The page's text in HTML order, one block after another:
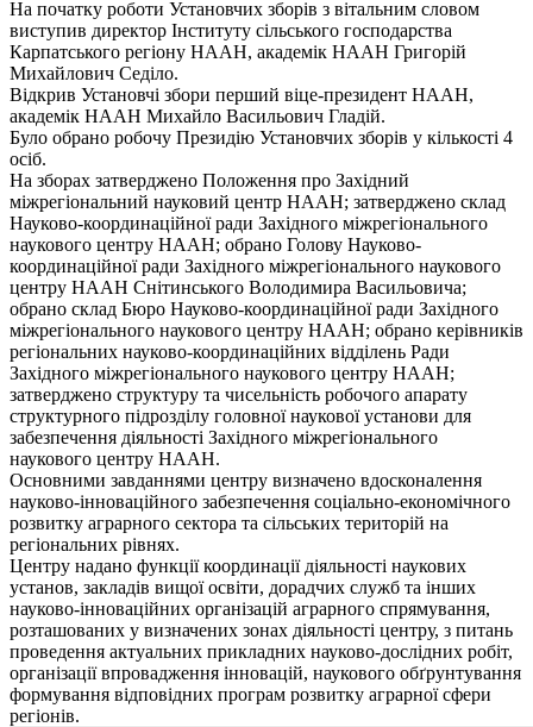
На початку роботи Установчих зборів з вітальним словом
виступив директор Інституту сільського господарства
Карпатського регіону НААН, академік НААН Григорій
Михайлович Седіло.
Відкрив Установчі збори перший віце-президент НААН,
академік НААН Михайло Васильович Гладій.
Було обрано робочу Президію Установчих зборів у кількості 4
осіб.
На зборах затверджено Положення про Західний
міжрегіональний науковий центр НААН; затверджено склад
Науково-координаційної ради Західного міжрегіонального
наукового центру НААН; обрано Голову Науково-
координаційної ради Західного міжрегіонального наукового
центру НААН Снітинського Володимира Васильовича;
обрано склад Бюро Науково-координаційної ради Західного
міжрегіонального наукового центру НААН; обрано керівників
регіональних науково-координаційних відділень Ради
Західного міжрегіонального наукового центру НААН;
затверджено структуру та чисельність робочого апарату
структурного підрозділу головної наукової установи для
забезпечення діяльності Західного міжрегіонального
наукового центру НААН.
Основними завданнями центру визначено вдосконалення
науково-інноваційного забезпечення соціально-економічного
розвитку аграрного сектора та сільських територій на
регіональних рівнях.
Центру надано функції координації діяльності наукових
установ, закладів вищої освіти, дорадчих служб та інших
науково-інноваційних організацій аграрного спрямування,
розташованих у визначених зонах діяльності центру, з питань
проведення актуальних прикладних науково-дослідних робіт,
організації впровадження інновацій, наукового обґрунтування
формування відповідних програм розвитку аграрної сфери
регіонів.